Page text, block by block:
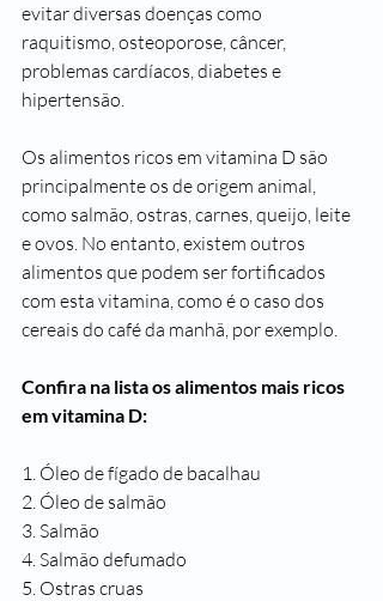
evitar diversas doenças como
raquitismo, osteoporose, câncer,
problemas cardíacos, diabetes e
hipertensão.
Os alimentos ricos em vitamina D são
principalmente os de origem animal,
como salmão, ostras, carnes, queijo, leite
e ovos. No entanto, existem outros
alimentos que podem ser fortificados
com esta vitamina, como é o caso dos
cereais do café da manhã, por exemplo.
Confira na lista os alimentos mais ricos
em vitamina D:
1. Óleo de fígado de bacalhau
2. Óleo de salmão
3. Salmão
4. Salmão defumado
5. Ostras cruas